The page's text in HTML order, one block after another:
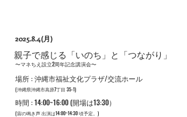
2025.8.4(月)
​親子で感じる「いのち」と「つながり」
​〜マネちえ設立2周年記念講演会〜
​場所 : 沖縄市福祉文化プラザ/交流ホール
​(沖縄県沖縄市高原7丁目 35-1)
​時間 : 14:00~16:00 (開場は13:30）
​(宙の鳴き声 出演は14:00~14:30 頃予定。)